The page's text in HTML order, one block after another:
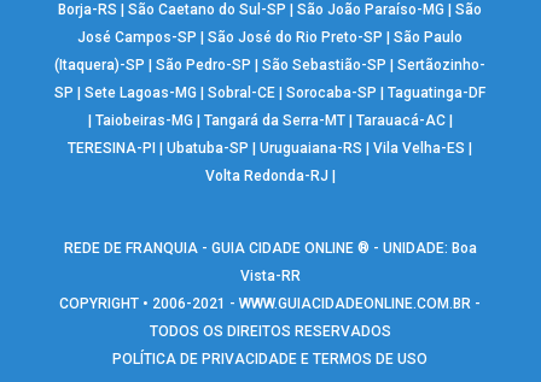
Borja-RS
|São Caetano do Sul-SP |São João Paraíso-MG |São
José Campos-SP
|São José do Rio Preto-SP |São Paulo
(Itaquera)-SP
|São Pedro-SP |São Sebastião-SP |Sertãozinho-
SP
|Sete Lagoas-MG |Sobral-CE |Sorocaba-SP |Taguatinga-DF
Taiobeiras-MG Tangará da Serra-MT| Tarauacá-AC|
TERESINA-PI
|Ubatuba-SP |Uruguaiana-RS |Vila Velha-ES
Volta Redonda-RJ
REDE DE FRANQUIA - GUIA CIDADE ONLINE ® - UNIDADE: Boa
Vista-RR
COPYRIGHT • 2006-2021 -WWW.GUIACIDADEONLINE.COM.BR -
TODOS OS DIREITOS RESERVADOS
POLÍTICA DE PRIVACIDADE E TERMOS DE USO